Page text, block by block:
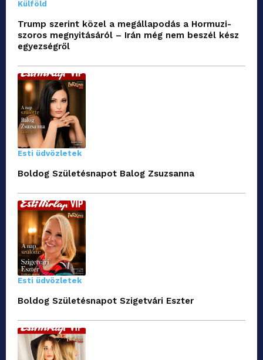
Külföld
Trump szerint közel a megállapodás a Hormuzi-
szoros megnyitásáról – Irán még nem beszél kész
egyezségről
Esti üdvözletek
Boldog Születésnapot Balog Zsuzsanna
Esti üdvözletek
Boldog Születésnapot Szigetvári Eszter